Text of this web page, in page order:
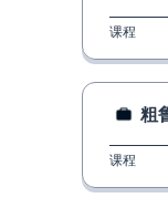
课程
粗
课程